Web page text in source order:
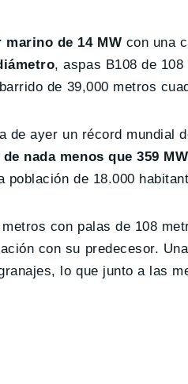
marino de 14 MW con una
, aspas B108 de
de 39,000 metros
de ayer un récord mundial
nada menos que 359
población de 18.000
con palas de 108
con su predecesor.
lo que junto a las